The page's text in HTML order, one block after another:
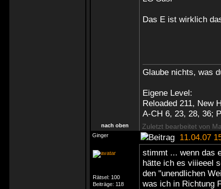
Das E ist wirklich
Glaube nichts, was
Eigene Level:
Reloaded 211, New
A-CH 6, 23, 28, 36;
nach oben Zuletzt bearbeitet von
Ginger 11.04.07
Rätsel: 100
Beiträge: 118
stimmt ... wenn das
hätte ich es viiieeel
den "unendlichen
was ich in Richtung